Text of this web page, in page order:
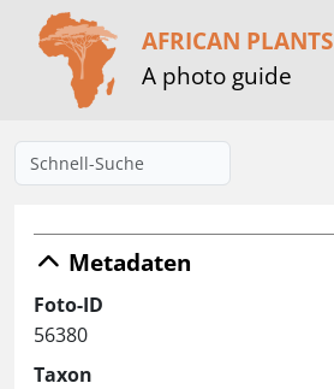
AFRICAN PLANTS
A photo guide
Metadaten
Foto-ID
56380
Taxon